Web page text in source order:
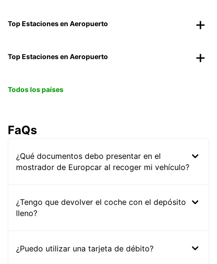
Top Estaciones en Aeropuerto
Top Estaciones en Aeropuerto
Todos los países
FaQs
¿Qué documentos debo presentar en el
mostrador de Europcar al recoger mi vehículo?
¿Tengo que devolver el coche con el depósito
lleno?
¿Puedo utilizar una tarjeta de débito?